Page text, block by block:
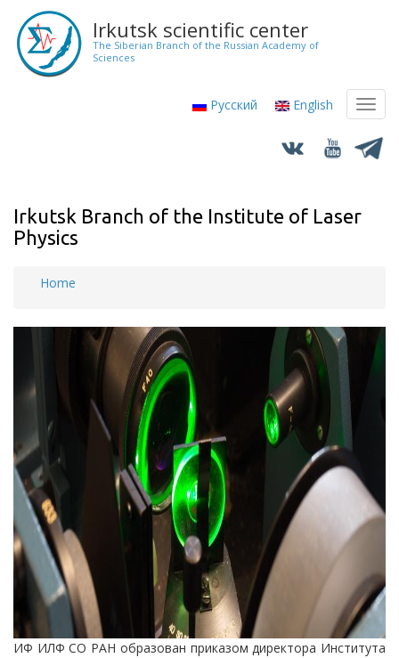
main
content
Irkutsk scientific center
The Siberian Branch of the Russian Academy of
Sciences
Русский English
Irkutsk Branch of the Institute of Laser
Physics
Home
ИФ ИЛФ СО РАН образован приказом директора Института